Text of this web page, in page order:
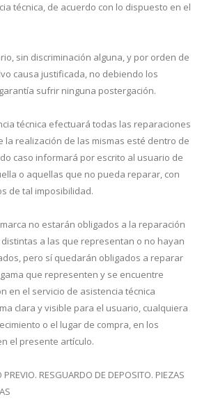
técnica, de acuerdo con lo dispuesto en el
sin discriminación alguna, y por orden de
causa justificada, no debiendo los
sufrir ninguna postergación.
técnica efectuará todas las reparaciones
la realización de las mismas esté dentro de
caso informará por escrito al usuario de
o aquellas que no pueda reparar, con
de tal imposibilidad.
no estarán obligados a la reparación
a las que representan o no hayan
pero sí quedarán obligados a reparar
que representen y se encuentre
en el servicio de asistencia técnica
clara y visible para el usuario, cualquiera
o el lugar de compra, en los
el presente artículo.
PREVIO. RESGUARDO DE DEPOSITO. PIEZAS